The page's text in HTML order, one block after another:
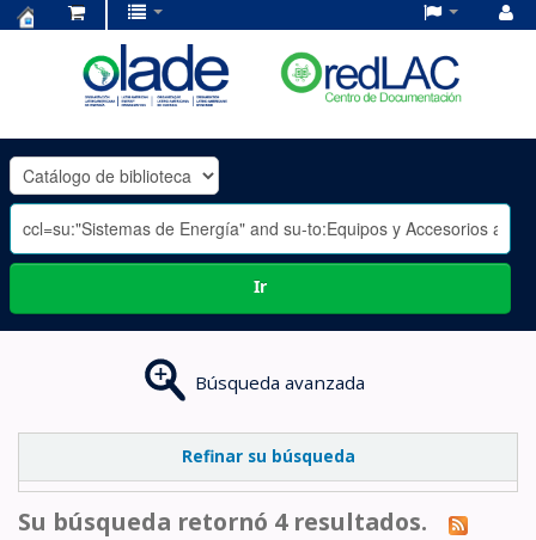
OLADE
-
Ir
Búsqueda avanzada
Refinar su búsqueda
Su búsqueda retornó 4 resultados.